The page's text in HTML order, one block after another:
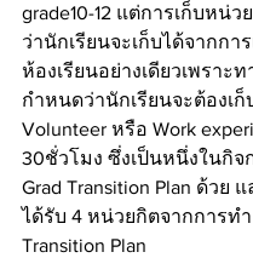
grade10-12 แต่การเก็บหน่
ว่านักเรียนจะเก็บได้จากกา
ห้องเรียนอย่างเดียวเพราะท
กำหนดว่านักเรียนจะต้องเก็
Volunteer หรือ Work
30ชั่วโมง ซึ่งเป็นหนึ่งในกิจ
Grad Transition Plan ด้วย
ได้รับ 4 หน่วยกิตจากการทำ
Transition Plan